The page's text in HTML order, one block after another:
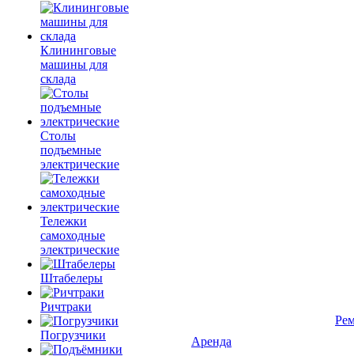
Клининговые
машины для
склада
Столы
подъемные
электрические
Тележки
самоходные
электрические
Штабелеры
Ричтраки
Погрузчики
Аренда